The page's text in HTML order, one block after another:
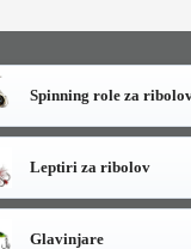
Spinning role za
Leptiri za ribolov
Glavinjare